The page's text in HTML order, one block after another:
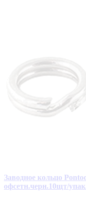
Заводное кольцо
офсетн.черн.10щт/